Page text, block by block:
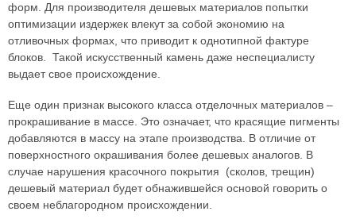
форм. Для производителя дешевых материалов попытки
оптимизации издержек влекут за собой экономию на
отливочных формах, что приводит к однотипной фактуре
блоков. Такой искусственный камень даже неспециалисту
выдает свое происхождение.
Еще один признак высокого класса отделочных материалов –
прокрашивание в массе. Это означает, что красящие пигменты
добавляются в массу на этапе производства. В отличие от
поверхностного окрашивания более дешевых аналогов. В
случае нарушения красочного покрытия (сколов, трещин)
дешевый материал будет обнажившейся основой говорить о
своем неблагородном происхождении.